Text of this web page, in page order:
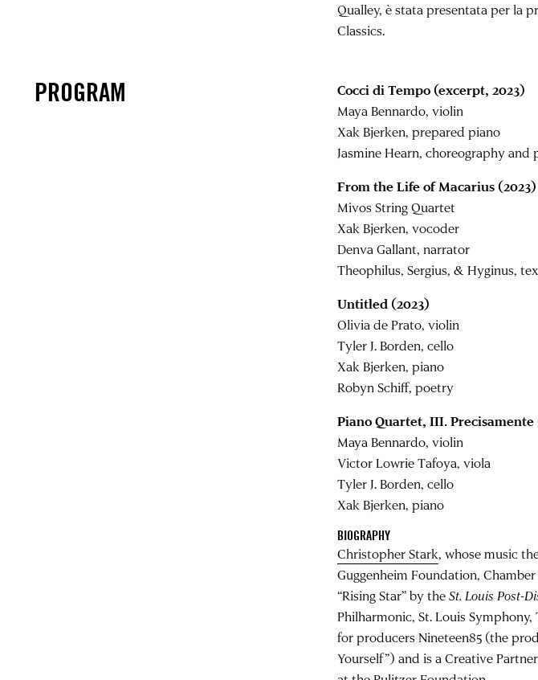
Qualley, è stata presentata per la
Classics.
PROGRAM Cocci di Tempo (excerpt, 2023)
Maya Bennardo, violin
Xak Bjerken, prepared piano
Jasmine Hearn, choreography and
From the Life of Macarius (2023)
Mivos String Quartet
Xak Bjerken, vocoder
Denva Gallant, narrator
Theophilus, Sergius, & Hyginus,
Untitled (2023)
Olivia de Prato, violin
Tyler J. Borden, cello
Xak Bjerken, piano
Robyn Schiff, poetry
Piano Quartet, III. Precisamente
Maya Bennardo, violin
Victor Lowrie Tafoya, viola
Tyler J. Borden, cello
Xak Bjerken, piano
BIOGRAPHY
Christopher Stark, whose music
Guggenheim Foundation,
“Rising Star” by theSt. Louis Post-
Philharmonic, St. Louis
for producers Nineteen85 (the
Yourself”) and is a Creative